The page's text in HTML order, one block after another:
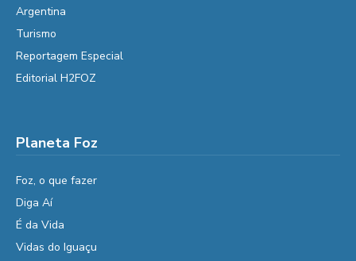
Argentina
Turismo
Reportagem Especial
Editorial H2FOZ
Planeta Foz
Foz, o que fazer
Diga Aí
É da Vida
Vidas do Iguaçu